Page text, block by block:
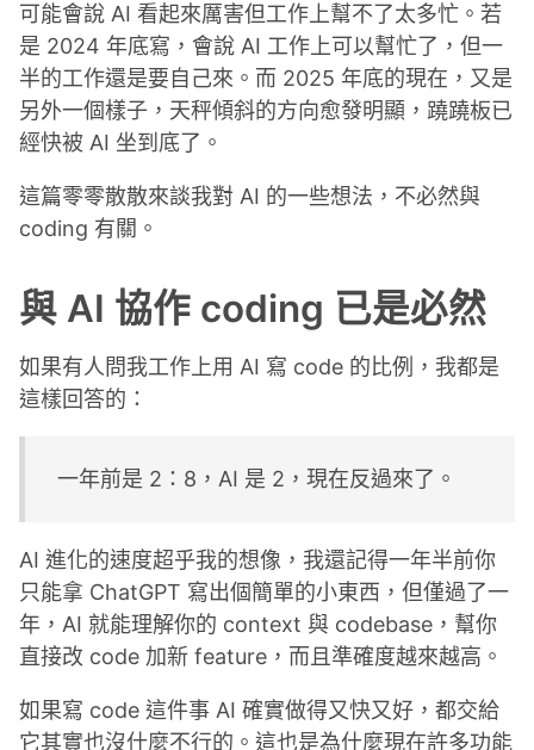
可能會說 AI 看起來厲害但工作上幫不了太多忙。若
是 2024 年底寫，會說 AI 工作上可以幫忙了，但一
半的工作還是要自己來。而 2025 年底的現在，又是
另外一個樣子，天秤傾斜的方向愈發明顯，蹺蹺板已
經快被 AI 坐到底了。
這篇零零散散來談我對 AI 的一些想法，不必然與
coding 有關。
與 AI 協作 coding 已是必然
如果有人問我工作上用 AI 寫 code 的比例，我都是
這樣回答的：
一年前是 2：8，AI 是 2，現在反過來了。
AI 進化的速度超乎我的想像，我還記得一年半前你
只能拿 ChatGPT 寫出個簡單的小東西，但僅過了一
年，AI 就能理解你的 context 與 codebase，幫你
直接改 code 加新 feature，而且準確度越來越高。
如果寫 code 這件事 AI 確實做得又快又好，都交給
它其實也沒什麼不行的。這也是為什麼現在許多功能